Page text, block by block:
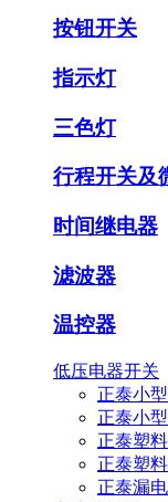
按钮开关
指示灯
三色灯
行程开关及
时间继电器
滤波器
温控器
低压电器开关
正泰小
正泰小
正泰塑
正泰塑
正泰漏